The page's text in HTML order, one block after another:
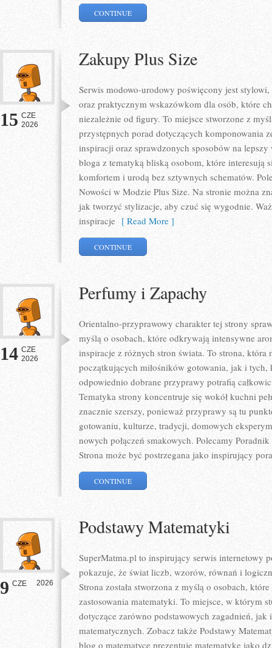
CONTINUE
15 CZE
2026
Zakupy Plus Size
Serwis modowo-urodowy poświęcony jest
oraz praktycznym wskazówkom dla osób, które
niezależnie od figury. To miejsce stworzone z
przystępnych porad dotyczących komponowania
inspiracji oraz sprawdzonych sposobów na
bloga z tematyką bliską osobom, które interesują
komfortem i urodą bez sztywnych schematów.
Nowości w Modzie Plus Size. Na stronie można
jak tworzyć stylizacje, aby czuć się wygodnie.
inspiracje [ Read More ]
CONTINUE
14 CZE
2026
Perfumy i Zapachy
Orientalno-przyprawowy charakter tej strony
myślą o osobach, które odkrywają intensywne
inspiracje z różnych stron świata. To strona, która
początkujących miłośników gotowania, jak i
odpowiednio dobrane przyprawy potrafią
Tematyka strony koncentruje się wokół kuchni
znacznie szerszy, ponieważ przyprawy są tu
gotowaniu, kulturze, tradycji, domowych
nowych połączeń smakowych. Polecamy
Strona może być postrzegana jako inspirujący
CONTINUE
9 CZE 2026
Podstawy Matematyki
SuperMatma.pl to inspirujący serwis internetowy
pokazuje, że świat liczb, wzorów, równań i
Strona została stworzona z myślą o osobach,
zastosowania matematyki. To miejsce, w którym
dotyczące zarówno podstawowych zagadnień,
matematycznych. Zobacz także Podstawy
blog o matematyce prezentuje matematykę jako